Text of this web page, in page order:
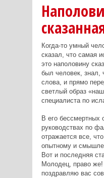
Когда-то умный
сказал, что самая
это наполовину
был человек, знал,
слова, и прямо
светлый образ
специалиста по
В его бессмертных
руководствах по
отражается все,
опытному и
Вот и последняя
Молодец, право
поздравляю вас